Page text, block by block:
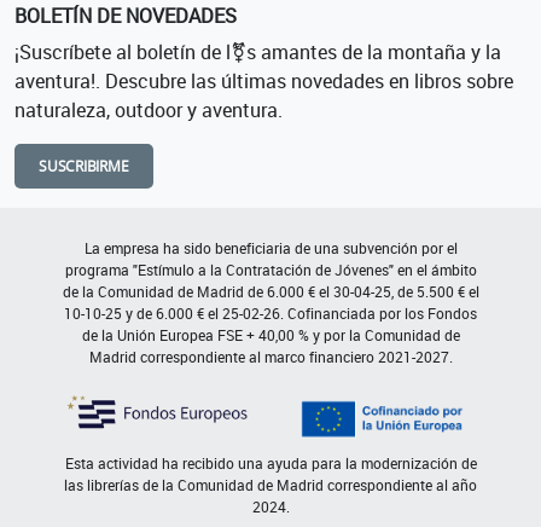
BOLETÍN DE NOVEDADES
¡Suscríbete al boletín de l⚧s amantes de la montaña y la
aventura!. Descubre las últimas novedades en libros sobre
naturaleza, outdoor y aventura.
SUSCRIBIRME
La empresa ha sido beneficiaria de una subvención por el
programa "Estímulo a la Contratación de Jóvenes" en el ámbito
de la Comunidad de Madrid de 6.000 € el 30-04-25, de 5.500 € el
10-10-25 y de 6.000 € el 25-02-26. Cofinanciada por los Fondos
de la Unión Europea FSE + 40,00 % y por la Comunidad de
Madrid correspondiente al marco financiero 2021-2027.
Esta actividad ha recibido una ayuda para la modernización de
las librerías de la Comunidad de Madrid correspondiente al año
2024.